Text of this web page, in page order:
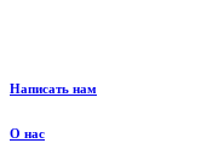
Написать нам
О нас